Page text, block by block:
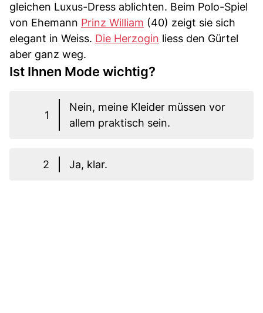
gleichen Luxus-Dress ablichten. Beim Polo-Spiel
von Ehemann Prinz William (40) zeigt sie sich
elegant in Weiss. Die Herzogin liess den Gürtel
aber ganz weg.
Ist Ihnen Mode wichtig?
1
Nein, meine Kleider müssen vor
allem praktisch sein.
2 Ja, klar.